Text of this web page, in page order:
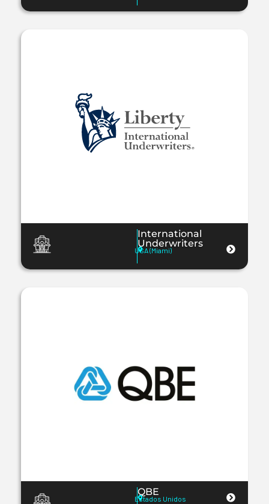
International
Underwriters
USA (Miami)
QBE
Estados Unidos